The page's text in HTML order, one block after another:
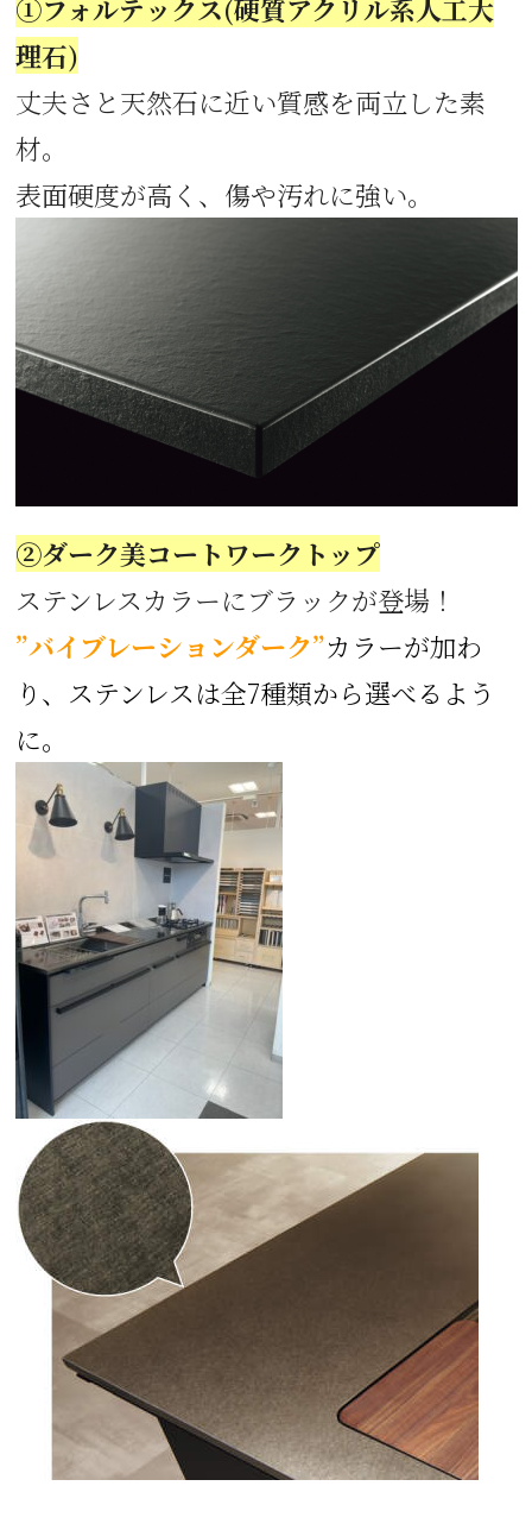
①フォルテックス(硬質アクリル系人工大
理石)
丈夫さと天然石に近い質感を両立した素
材。
表面硬度が高く、傷や汚れに強い。
➁ダーク美コートワークトップ
ステンレスカラーにブラックが登場！
”バイブレーションダーク”カラーが加わ
り、ステンレスは全7種類から選べるよう
に。